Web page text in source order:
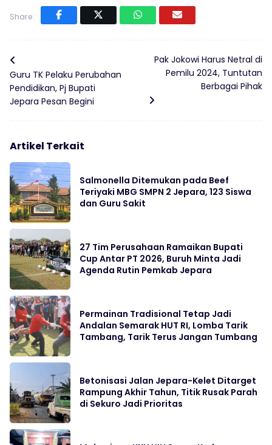
Share:
Guru TK Pelaku Perubahan
Pendidikan, Pj Bupati
Jepara Pesan Begini
Pak Jokowi Harus Netral di
Pemilu 2024, Tuntutan
Berbagai Pihak
Artikel Terkait
Salmonella Ditemukan pada Beef
Teriyaki MBG SMPN 2 Jepara, 123 Siswa
dan Guru Sakit
27 Tim Perusahaan Ramaikan Bupati
Cup Antar PT 2026, Buruh Minta Jadi
Agenda Rutin Pemkab Jepara
Permainan Tradisional Tetap Jadi
Andalan Semarak HUT RI, Lomba Tarik
Tambang, Tarik Terus Jangan Tumbang
Betonisasi Jalan Jepara-Kelet Ditarget
Rampung Akhir Tahun, Titik Rusak Parah
di Sekuro Jadi Prioritas